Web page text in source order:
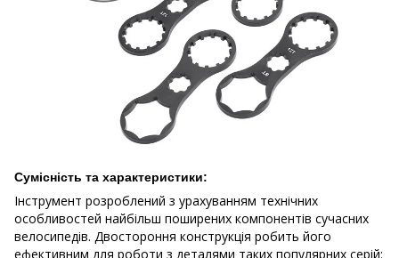
Сумісність та характеристики:
Інструмент розроблений з урахуванням технічних
особливостей найбільш поширених компонентів сучасних
велосипедів. Двостороння конструкція робить його
ефективним для роботи з деталями таких популярних серій: